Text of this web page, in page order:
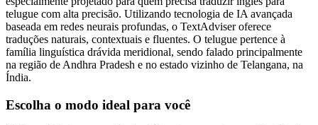
telugue com alta precisão. Utilizando tecnologia de IA avançada
baseada em redes neurais profundas, o TextAdviser oferece
traduções naturais, contextuais e fluentes. O telugue pertence à
família linguística drávida meridional, sendo falado principalmente
na região de Andhra Pradesh e no estado vizinho de Telangana, na
Índia.
Escolha o modo ideal para você